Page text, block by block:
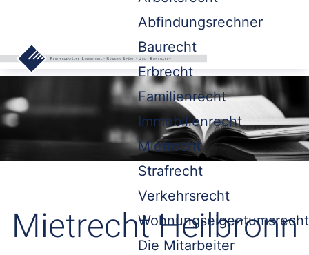
Abfindungsrechner
Baurecht
Erbrecht
Familienrecht
Immobilienrecht
Mietrecht
Strafrecht
Verkehrsrecht
Wohnungseigentumsrecht
Die Mitarbeiter
Mietrecht Heilbronn